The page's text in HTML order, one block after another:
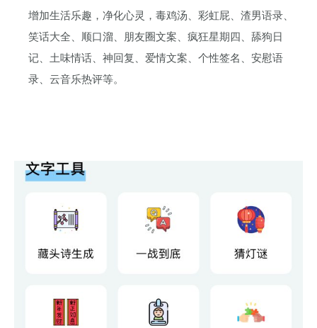
增加生活乐趣，净化心灵，毒鸡汤、彩虹屁、渣男语录、
笑话大全、顺口溜、朋友圈文案、疯狂星期四、舔狗日
记、土味情话、神回复、爱情文案、个性签名、安慰语
录、云音乐热评等。